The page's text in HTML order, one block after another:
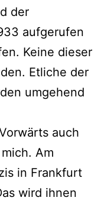
der
aufgerufen
Keine dieser
Etliche der
umgehend
auch
Am
in Frankfurt
wird ihnen